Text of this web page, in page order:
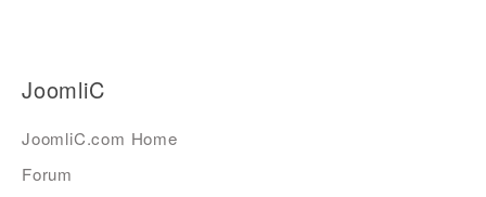
JoomliC
JoomliC.com Home
Forum